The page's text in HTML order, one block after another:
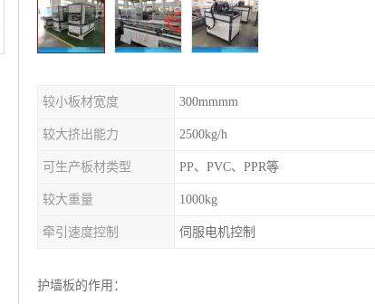
较小板材宽度 300mmmm
较大挤出能力 2500kg/h
可生产板材类型 PP、PVC、PPR等
较大重量 1000kg
牵引速度控制 伺服电机控制
护墙板的作用：